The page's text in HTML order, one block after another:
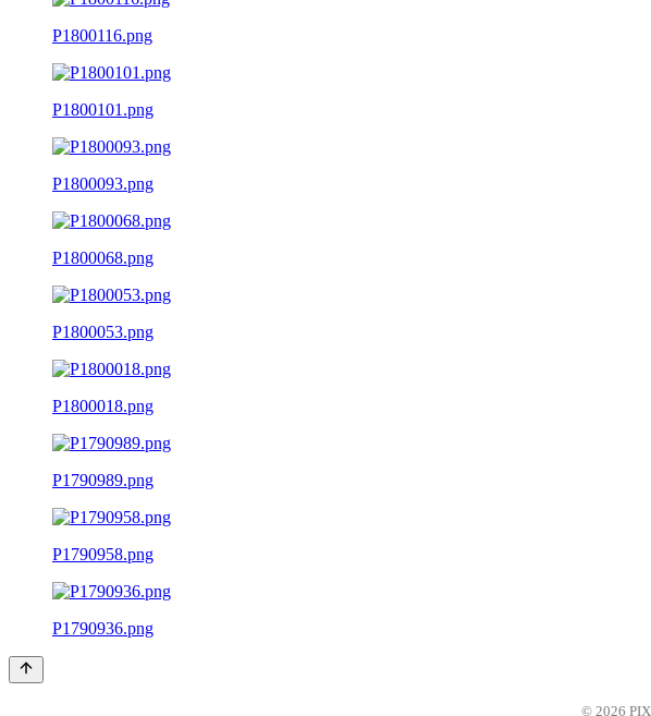
P1800116.png
P1800101.png
P1800093.png
P1800068.png
P1800053.png
P1800018.png
P1790989.png
P1790958.png
P1790936.png
© 2026